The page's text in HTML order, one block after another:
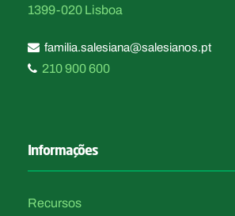
1399-020 Lisboa
familia.salesiana@salesianos.pt
210 900 600
Informações
Recursos